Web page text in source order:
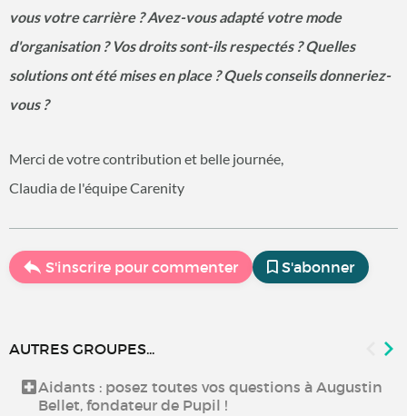
vous votre carrière ? Avez-vous adapté votre mode
d'organisation ? Vos droits sont-ils respectés ? Quelles
solutions ont été mises en place ? Quels conseils donneriez-
vous ?
Merci de votre contribution et belle journée,
Claudia de l'équipe Carenity
S'inscrire pour commenter S'abonner
AUTRES GROUPES...
Aidants : posez toutes vos questions à Augustin
Bellet, fondateur de Pupil !